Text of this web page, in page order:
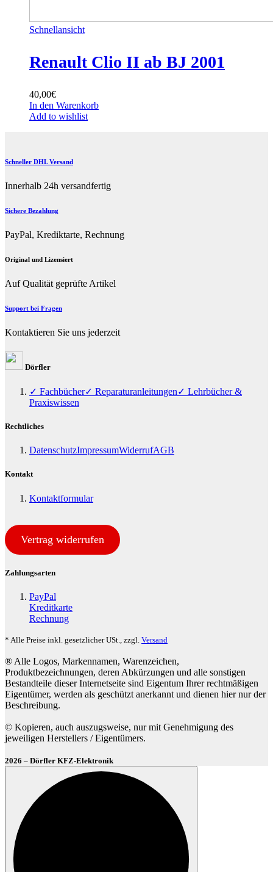
Schnellansicht
Renault Clio II ab BJ 2001
40,00€
In den Warenkorb
Add to wishlist
Schneller DHL Versand
Innerhalb 24h versandfertig
Sichere Bezahlung
PayPal, Krediktarte, Rechnung
Original und Lizensiert
Auf Qualität geprüfte Artikel
Support bei Fragen
Kontaktieren Sie uns jederzeit
Dörfler
✓ Fachbücher✓ Reparaturanleitungen✓ Lehrbücher &
Praxiswissen
Rechtliches
DatenschutzImpressumWiderrufAGB
Kontakt
Kontaktformular
Vertrag widerrufen
Zahlungsarten
PayPal
Kreditkarte
Rechnung
* Alle Preise inkl. gesetzlicher USt., zzgl. Versand
® Alle Logos, Markennamen, Warenzeichen,
Produktbezeichnungen, deren Abkürzungen und alle sonstigen
Bestandteile dieser Internetseite sind Eigentum Ihrer rechtmäßigen
Eigentümer, werden als geschützt anerkannt und dienen hier nur der
Beschreibung.
© Kopieren, auch auszugsweise, nur mit Genehmigung des
jeweiligen Herstellers / Eigentümers.
2026 – Dörfler KFZ-Elektronik